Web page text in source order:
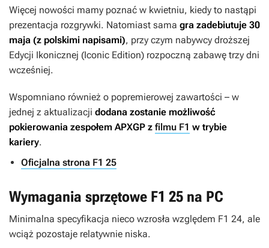
Więcej nowości mamy poznać w kwietniu, kiedy to nastąpi
prezentacja rozgrywki. Natomiast sama gra zadebiutuje 30
maja (z polskimi napisami), przy czym nabywcy droższej
Edycji Ikonicznej (Iconic Edition) rozpoczną zabawę trzy dni
wcześniej.
Wspomniano również o popremierowej zawartości – w
jednej z aktualizacji dodana zostanie możliwość
pokierowania zespołem APXGP z filmu F1 w trybie
kariery.
Oficjalna strona F1 25
Wymagania sprzętowe F1 25 na PC
Minimalna specyfikacja nieco wzrosła względem F1 24, ale
wciąż pozostaje relatywnie niska.